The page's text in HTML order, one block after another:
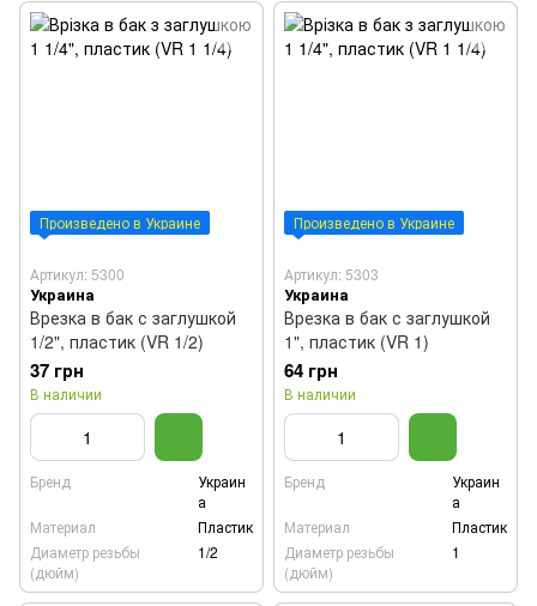
Произведено в Украине
Артикул: 5300
Украина
Врезка в бак с заглушкой
1/2", пластик (VR 1/2)
37 грн
В наличии
Бренд
Украин
а
Материал
Пластик
Диаметр резьбы
(дюйм)
1/2
Произведено в Украине
Артикул: 5303
Украина
Врезка в бак с заглушкой
1", пластик (VR 1)
64 грн
В наличии
Бренд
Украин
а
Материал
Пластик
Диаметр резьбы
(дюйм)
1